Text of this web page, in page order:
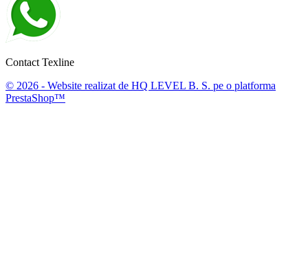
Contact Texline
© 2026 - Website realizat de HQ LEVEL B. S. pe o platforma
PrestaShop™